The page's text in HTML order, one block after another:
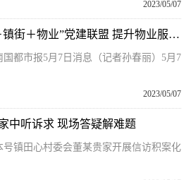
2023/05/07
海口琼山区首创“部门＋镇街＋物业”党建联盟 提升物业服务质量 焦点报道
都市报5月7日消息（记者孙春丽）5月7
2023/05/07
中听诉求 现场答疑解难题
号镇田心村委会董某贵家开展信访积案化